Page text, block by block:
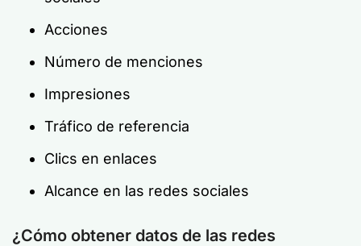
Acciones
Número de menciones
Impresiones
Tráfico de referencia
Clics en enlaces
Alcance en las redes sociales
¿Cómo obtener datos de las redes